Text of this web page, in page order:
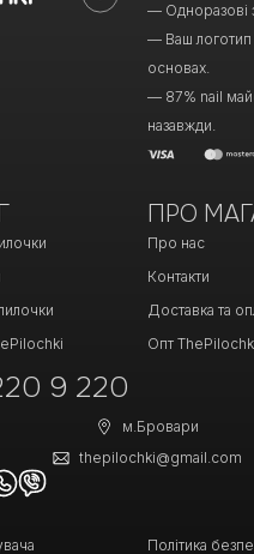
— Одноразові
— Ваш логотип
основах.
— 87% nail
назавжди.
ПРО
Про нас
Контакти
Доставка та
Опт
9 220
м.Бровари
thepilochki@gmail.com
Політика